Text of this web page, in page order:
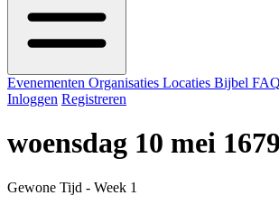
Evenementen Organisaties Locaties Bijbel FAQ
Inloggen Registreren
woensdag 10 mei 1679
Gewone Tijd - Week 1